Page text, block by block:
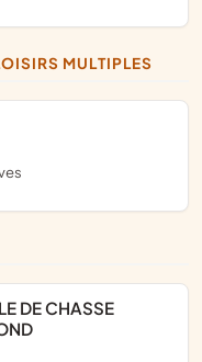
MULTIPLES